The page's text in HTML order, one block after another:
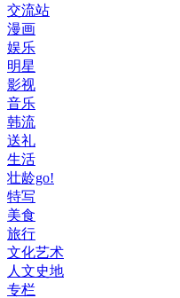
交流站
漫画
娱乐
明星
影视
音乐
韩流
送礼
生活
壮龄go!
特写
美食
旅行
文化艺术
人文史地
专栏